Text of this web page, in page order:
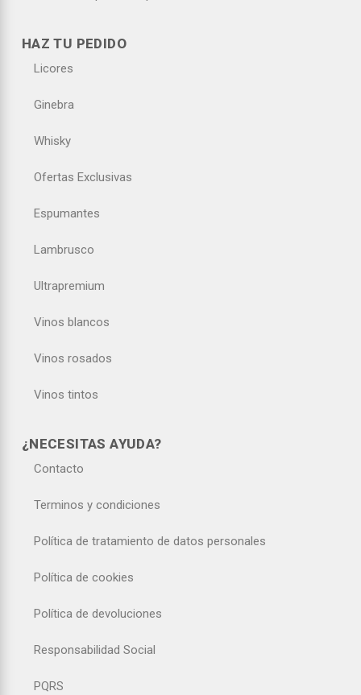
HAZ TU PEDIDO
Licores
Ginebra
Whisky
Ofertas Exclusivas
Espumantes
Lambrusco
Ultrapremium
Vinos blancos
Vinos rosados
Vinos tintos
¿NECESITAS AYUDA?
Contacto
Terminos y condiciones
Política de tratamiento de datos personales
Política de cookies
Política de devoluciones
Responsabilidad Social
PQRS